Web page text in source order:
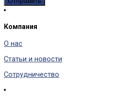
Компания
О нас
Статьи и новости
Сотрудничество